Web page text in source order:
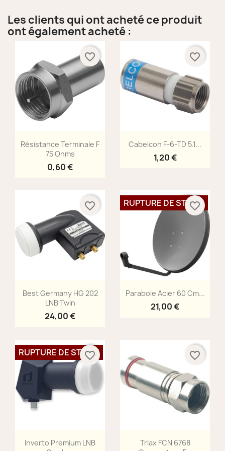
Les clients qui ont acheté ce produit
ont également acheté :
Aperçu rapide
Résistance Terminale F
75 Ohms
0,60 €
favorite_border
Aperçu rapide
Cabelcon F-6-TD 5.1...
1,20 €
favorite_border
Aperçu rapide
Best Germany HG 202
LNB Twin
24,00 €
favorite_border
Aperçu rapide
Parabole Acier 60 Cm...
21,00 €
RUPTURE DE STOCK
favorite_border
Aperçu rapide
Inverto Premium LNB
RUPTURE DE STOCK
favorite_border
Aperçu rapide
Triax FCN 6768
favorite_border